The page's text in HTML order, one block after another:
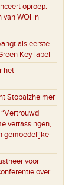
oproep:
van WOI in
als eerste
Key-label
het
Stopalzheimer
verrassingen,
gemoedelijke
voor
over